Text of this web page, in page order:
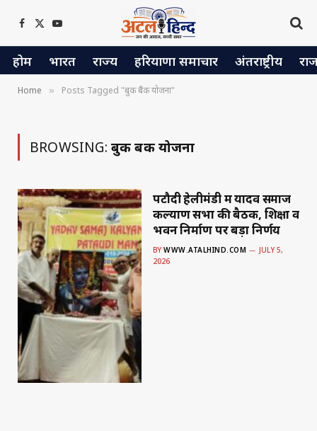
Facebook
X
(Twitter)
YouTube
होम भारत राज्य हरियाणा समाचार अंतराष्ट्रीय
Home » Posts Tagged "बुक बैंक योजना"
BROWSING: बुक बैंक योजना
पटौदी हेलीमंडी में यादव समाज
कल्याण सभा की बैठक, शिक्षा व
भवन निर्माण पर बड़ा निर्णय
BY WWW.ATALHIND.COM
JULY 5,
2026